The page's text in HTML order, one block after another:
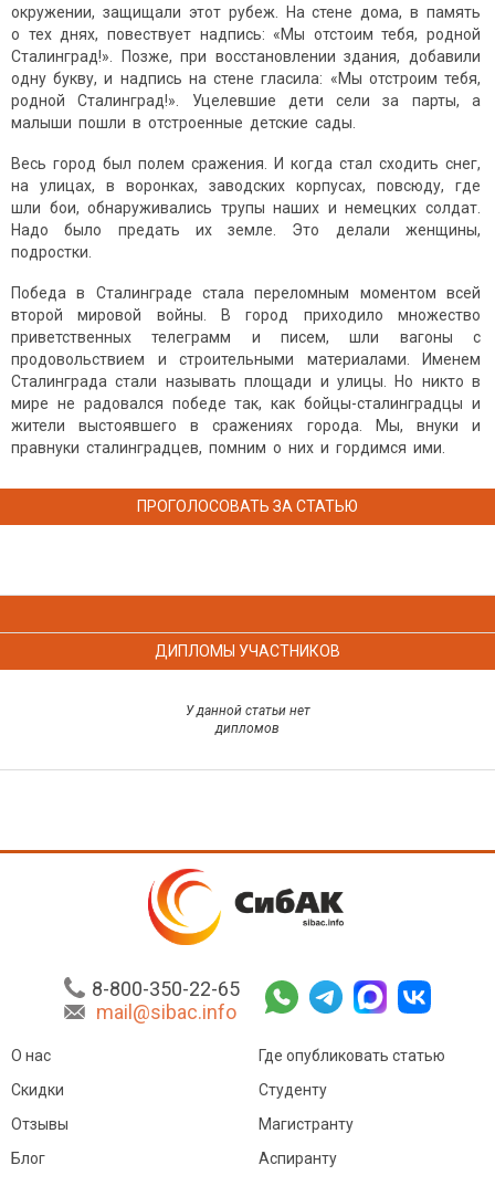
окружении, защищали этот рубеж. На стене дома, в память
о тех днях, повествует надпись: «Мы отстоим тебя, родной
Сталинград!». Позже, при восстановлении здания, добавили
одну букву, и надпись на стене гласила: «Мы отстроим тебя,
родной Сталинград!». Уцелевшие дети сели за парты, а
малыши пошли в отстроенные детские сады.
Весь город был полем сражения. И когда стал сходить снег,
на улицах, в воронках, заводских корпусах, повсюду, где
шли бои, обнаруживались трупы наших и немецких солдат.
Надо было предать их земле. Это делали женщины,
подростки.
Победа в Сталинграде стала переломным моментом всей
второй мировой войны. В город приходило множество
приветственных телеграмм и писем, шли вагоны с
продовольствием и строительными материалами. Именем
Сталинграда стали называть площади и улицы. Но никто в
мире не радовался победе так, как бойцы-сталинградцы и
жители выстоявшего в сражениях города. Мы, внуки и
правнуки сталинградцев, помним о них и гордимся ими.
ПРОГОЛОСОВАТЬ ЗА СТАТЬЮ
ДИПЛОМЫ УЧАСТНИКОВ
У данной статьи нет
дипломов
8-800-350-22-65
mail@sibac.info
О нас
Скидки
Отзывы
Блог
Где опубликовать статью
Студенту
Магистранту
Аспиранту